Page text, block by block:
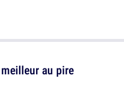
au pire